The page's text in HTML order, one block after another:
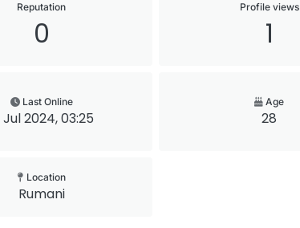
Reputation
0
Profile views
1
Last Online
Jul 2024, 03:25
Age
28
Location
Rumani